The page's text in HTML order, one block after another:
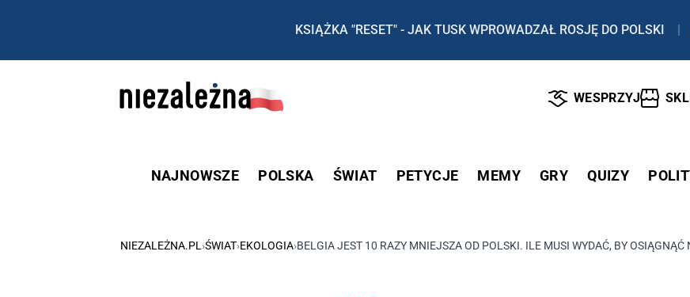
KSIĄŻKA "RESET" - JAK TUSK WPROWADZAŁ ROSJĘ DO POLSKI |
WESPRZYJ
NAJNOWSZE POLSKA ŚWIAT PETYCJE MEMY GRY QUIZY
NIEZALEŻNA.PL ›ŚWIAT›EKOLOGIA›BELGIA JEST 10 RAZY MNIEJSZA OD POLSKI. ILE MUSI WYDAĆ, BY OSIĄGNĄĆ